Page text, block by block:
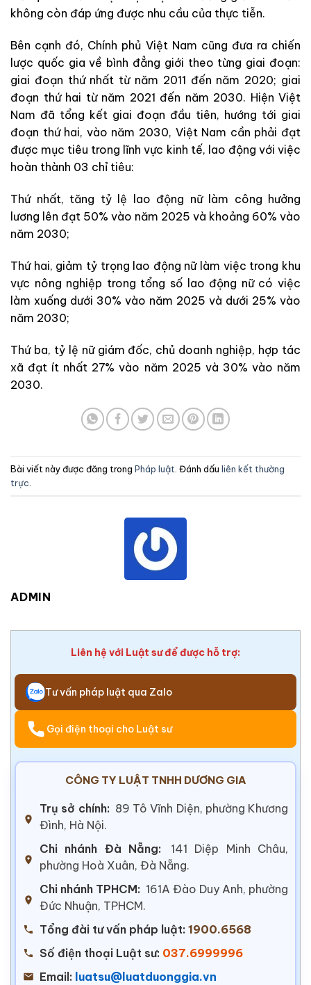
không còn đáp ứng được nhu cầu của thực tiễn.
Bên cạnh đó, Chính phủ Việt Nam cũng đưa ra chiến
lược quốc gia về bình đẳng giới theo từng giai đoạn:
giai đoạn thứ nhất từ năm 2011 đến năm 2020; giai
đoạn thứ hai từ năm 2021 đến năm 2030. Hiện Việt
Nam đã tổng kết giai đoạn đầu tiên, hướng tới giai
đoạn thứ hai, vào năm 2030, Việt Nam cần phải đạt
được mục tiêu trong lĩnh vực kinh tế, lao động với việc
hoàn thành 03 chỉ tiêu:
Thứ nhất, tăng tỷ lệ lao động nữ làm công hưởng
lương lên đạt 50% vào năm 2025 và khoảng 60% vào
năm 2030;
Thứ hai, giảm tỷ trọng lao động nữ làm việc trong khu
vực nông nghiệp trong tổng số lao động nữ có việc
làm xuống dưới 30% vào năm 2025 và dưới 25% vào
năm 2030;
Thứ ba, tỷ lệ nữ giám đốc, chủ doanh nghiệp, hợp tác
xã đạt ít nhất 27% vào năm 2025 và 30% vào năm
2030.
Bài viết này được đăng trong Pháp luật . Đánh dấu liên kết thường
trực
ADMIN
Liên hệ với Luật sư để được hỗ trợ:
Tư vấn pháp luật qua Zalo
Gọi điện thoại cho Luật sư
CÔNG TY LUẬT TNHH DƯƠNG GIA
Trụ sở chính: 89 Tô Vĩnh Diện, phường Khương
Đình, Hà Nội.
Chi nhánh Đà Nẵng:
141 Diệp Minh Châu,
phường Hoà Xuân, Đà Nẵng.
Chi nhánh TPHCM: 161A Đào Duy Anh, phường
Đức Nhuận, TPHCM.
Tổng đài tư vấn pháp luật: 1900.6568
Số điện thoại Luật sư: 037.6999996
Email: luatsu@luatduonggia.vn